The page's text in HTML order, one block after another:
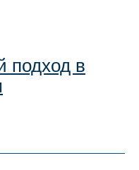
подход в